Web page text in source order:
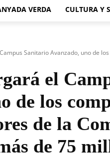
VERDA CULTURA Y
Sanitario Avanzado, uno de
el
de los
de la
de 75